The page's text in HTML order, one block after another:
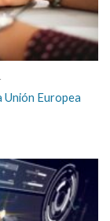
Unión Europea